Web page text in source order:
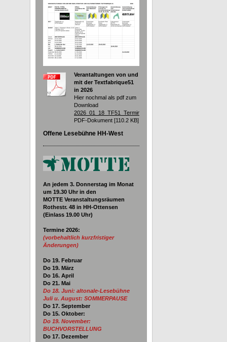
Verantaltungen von und
mit der Textfabrique51
in 2026
Hier nochmal als pdf zum
Download
2026_01_18_TF51_Termine.pdf
PDF-Dokument [110.2 KB]
Offene Lesebühne HH-West
An jedem 3. Donnerstag im Monat
um 19.30 Uhr in den
MOTTE Veranstaltungsräumen
Rothestr. 48 in HH-Ottensen
(Einlass 19.00 Uhr)
Termine 2026:
(vorbehaltlich kurzfristiger
Änderungen)
Do 19. Februar
Do 19. März
Do 16. April
Do 21. Mai
Do 18. Juni: altonale-Lesebühne
Juli u. August: SOMMERPAUSE
Do 17. September
Do 15. Oktober:
Do 19. November:
BUCHVORSTELLUNG
Do 17. Dezember